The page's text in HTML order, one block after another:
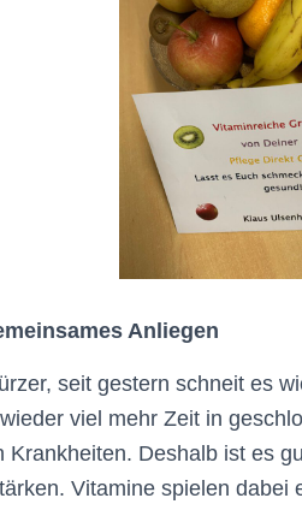
Anliegen
seit gestern schneit es
viel mehr Zeit in
Krankheiten. Deshalb ist es
Vitamine spielen